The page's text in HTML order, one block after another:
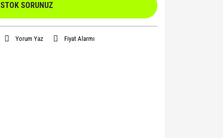
STOK SORUNUZ
Yorum Yaz Fiyat Alarmı